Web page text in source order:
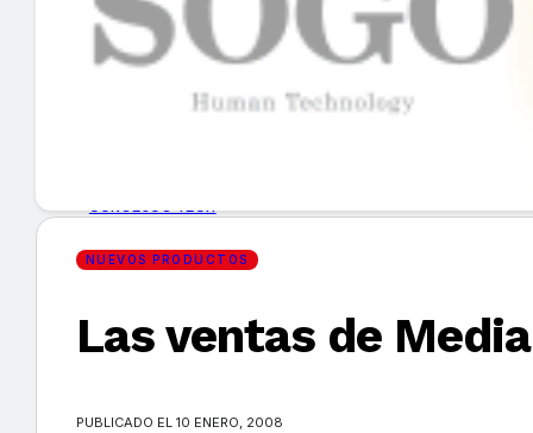
EMPRESAS
GUÍA DE COMPRA
MERCADOS Y TENDENCIAS
NUEVOS PRODUCTOS
Las ventas de
PUBLICADO EL 10 ENERO, 2008